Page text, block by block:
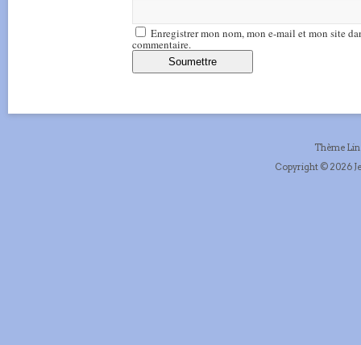
Enregistrer mon nom, mon e-mail et mon site
commentaire.
Thème
Copyright © 2026